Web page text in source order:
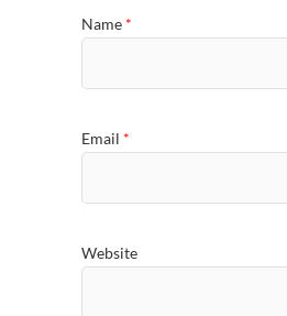
Name *
Email *
Website